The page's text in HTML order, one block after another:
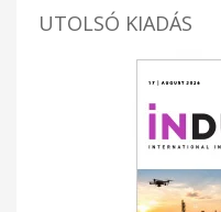
UTOLSÓ KIADÁS